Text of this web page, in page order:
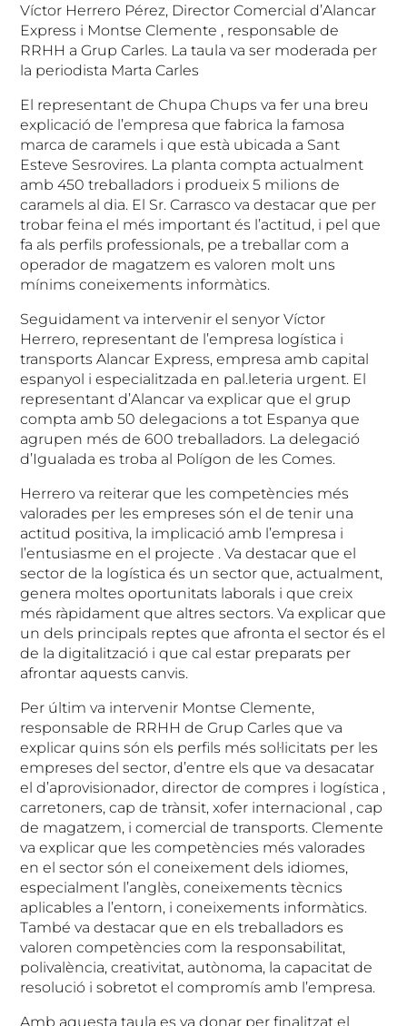
Víctor Herrero Pérez, Director Comercial d’Alancar
Express i Montse Clemente , responsable de
RRHH a Grup Carles. La taula va ser moderada per
la periodista Marta Carles
El representant de Chupa Chups va fer una breu
explicació de l’empresa que fabrica la famosa
marca de caramels i que està ubicada a Sant
Esteve Sesrovires. La planta compta actualment
amb 450 treballadors i produeix 5 milions de
caramels al dia. El Sr. Carrasco va destacar que per
trobar feina el més important és l’actitud, i pel que
fa als perfils professionals, pe a treballar com a
operador de magatzem es valoren molt uns
mínims coneixements informàtics.
Seguidament va intervenir el senyor Víctor
Herrero, representant de l’empresa logística i
transports Alancar Express, empresa amb capital
espanyol i especialitzada en pal.leteria urgent. El
representant d’Alancar va explicar que el grup
compta amb 50 delegacions a tot Espanya que
agrupen més de 600 treballadors. La delegació
d’Igualada es troba al Polígon de les Comes.
Herrero va reiterar que les competències més
valorades per les empreses són el de tenir una
actitud positiva, la implicació amb l’empresa i
l’entusiasme en el projecte . Va destacar que el
sector de la logística és un sector que, actualment,
genera moltes oportunitats laborals i que creix
més ràpidament que altres sectors. Va explicar que
un dels principals reptes que afronta el sector és el
de la digitalització i que cal estar preparats per
afrontar aquests canvis.
Per últim va intervenir Montse Clemente,
responsable de RRHH de Grup Carles que va
explicar quins són els perfils més sol·licitats per les
empreses del sector, d’entre els que va desacatar
el d’aprovisionador, director de compres i logística ,
carretoners, cap de trànsit, xofer internacional , cap
de magatzem, i comercial de transports. Clemente
va explicar que les competències més valorades
en el sector són el coneixement dels idiomes,
especialment l’anglès, coneixements tècnics
aplicables a l’entorn, i coneixements informàtics.
També va destacar que en els treballadors es
valoren competències com la responsabilitat,
polivalència, creativitat, autònoma, la capacitat de
resolució i sobretot el compromís amb l’empresa.
Amb aquesta taula es va donar per finalitzat el